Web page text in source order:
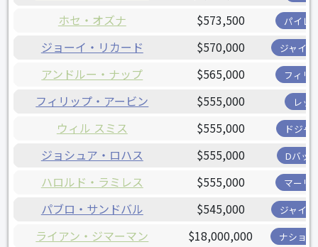
ホセ・オズナ $573,500 パイレ
ジョーイ・リカード $570,000 ジャイ
アンドルー・ナップ $565,000 フィリ
フィリップ・アービン $555,000 レッ
ウィル スミス $555,000 ドジャ
ジョシュア・ロハス $555,000 Dバッ
ハロルド・ラミレス $555,000 マーリ
パブロ・サンドバル $545,000 ジャイ
ライアン・ジマーマン $18,000,000 ナショ